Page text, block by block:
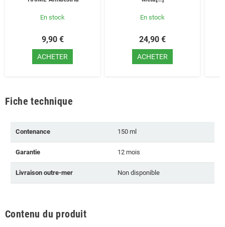
En stock
9,90 €
ACHETER
En stock
24,90 €
ACHETER
Fiche technique
Contenance 150 ml
Garantie 12 mois
Livraison outre-mer Non disponible
Contenu du produit